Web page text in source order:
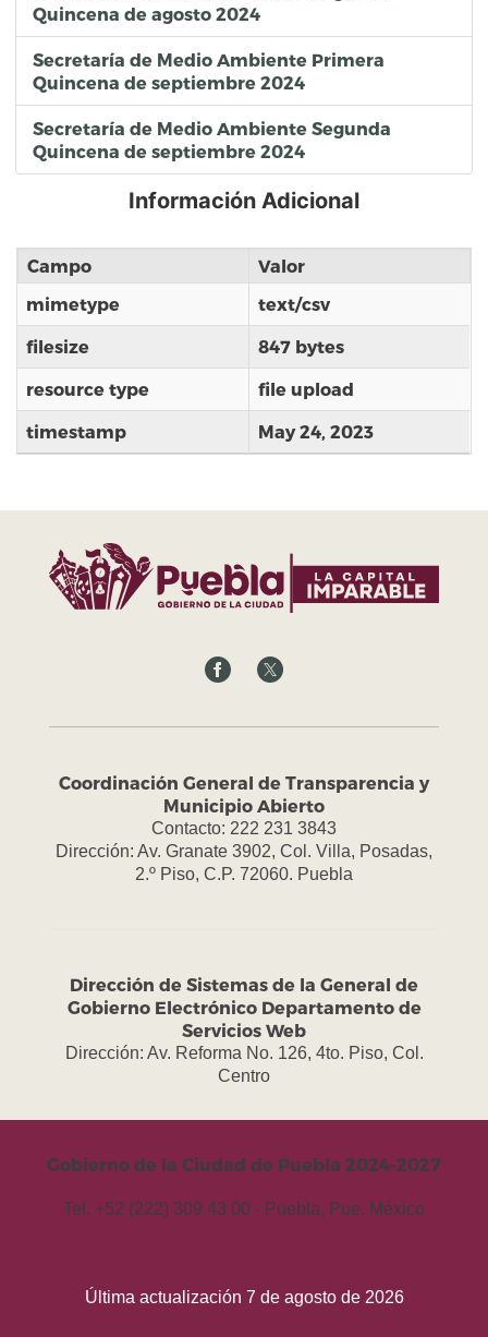
Quincena de agosto 2024
Secretaría de Medio Ambiente Primera
Quincena de septiembre 2024
Secretaría de Medio Ambiente Segunda
Quincena de septiembre 2024
Información Adicional
Campo
Valor
mimetype
text/csv
filesize 847 bytes
resource type file upload
timestamp May 24, 2023
Coordinación General de Transparencia y
Municipio Abierto
Contacto: 222 231 3843
Dirección: Av. Granate 3902, Col. Villa, Posadas,
2.º Piso, C.P. 72060. Puebla
Dirección de Sistemas de la General de
Gobierno Electrónico Departamento de
Servicios Web
Dirección: Av. Reforma No. 126, 4to. Piso, Col.
Centro
Gobierno de la Ciudad de Puebla 2024-2027
Tel. +52 (222) 309 43 00 - Puebla, Pue. México
Última actualización 7 de agosto de 2026